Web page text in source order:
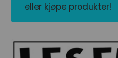
LISENSER
eller kjøpe produkter!